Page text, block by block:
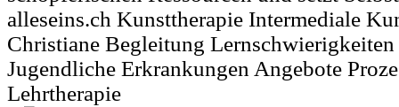
alleseins.ch Kunsttherapie Intermediale
Christiane Begleitung
Jugendliche Erkrankungen Angebote
Lehrtherapie